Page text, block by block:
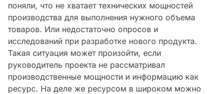
поняли, что не хватает технических мощностей
производства для выполнения нужного объема
товаров. Или недостаточно опросов и
исследований при разработке нового продукта.
Такая ситуация может произойти, если
руководитель проекта не рассматривал
производственные мощности и информацию как
ресурс. На деле же ресурсом в широком можно